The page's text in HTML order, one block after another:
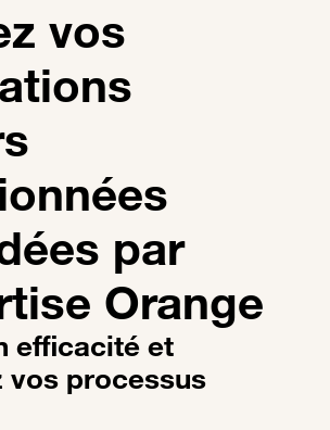
vos
par
Orange
efficacité et
processus